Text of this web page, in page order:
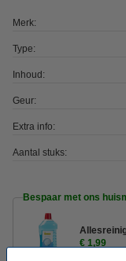
Merk:
Type:
Inhoud:
Geur:
Extra info:
Aantal stuks:
Bespaar met ons
€ 1,99